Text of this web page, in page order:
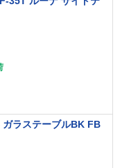
ラステーブルBK FB